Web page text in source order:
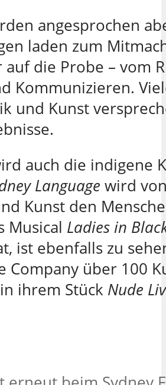
angesprochen
laden zum
auf die Probe – vom
Kommunizieren.
und Kunst
auch die indigene
Language wird
Kunst den
Musical Ladies in
ist ebenfalls zu
Company über 100
ihrem Stück Nude